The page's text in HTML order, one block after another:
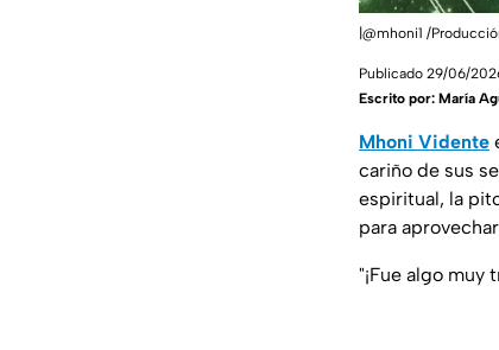
|@mhoni1 /
Publicado 29/06/
Escrito por: María
Mhoni Vidente
cariño de sus
espiritual, la
para
"¡Fue algo muy